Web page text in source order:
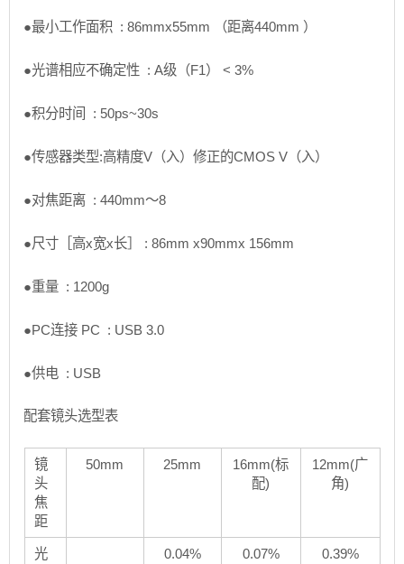
●最小工作面积 : 86mmx55mm （距离440mm ）
●光谱相应不确定性 : A级（F1） < 3%
●积分时间 : 50ps~30s
●传感器类型:高精度V（入）修正的CMOS V（入）
●对焦距离 : 440mm〜8
●尺寸［高x宽x长］ : 86mm x90mmx 156mm
●重量 : 1200g
●PC连接 PC : USB 3.0
●供电 : USB
配套镜头选型表
镜
头
焦
距
50mm 25mm
16mm(标
配)
12mm(广
角)
光
0.04% 0.07% 0.39%